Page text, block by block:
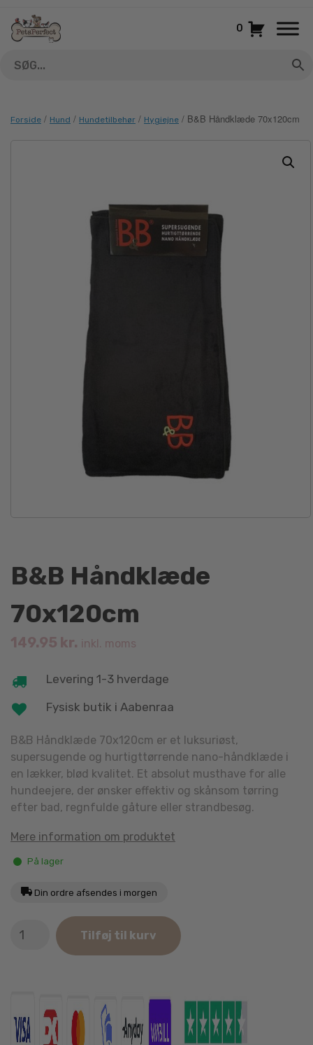
indhold
0
Forside / Hund / Hundetilbehør / Hygiejne / B&B Håndklæde 70x120cm
B&B Håndklæde
70x120cm
149.95 kr. inkl. moms
Levering 1-3 hverdage
Fysisk butik i Aabenraa
B&B Håndklæde 70x120cm er et luksuriøst,
supersugende og hurtigttørrende nano-håndklæde i
en lækker, blød kvalitet. Et absolut musthave for alle
hundeejere, der ønsker effektiv og skånsom tørring
efter bad, regnfulde gåture eller strandbesøg.
Mere information om produktet
På lager
Din ordre afsendes i morgen
Håndklæde
Tilføj til kurv